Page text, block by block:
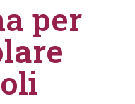
per